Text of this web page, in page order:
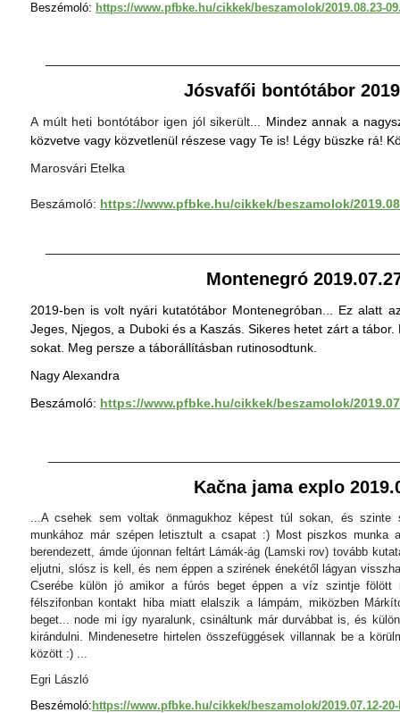
Beszémoló: https://www.pfbke.hu/cikkek/beszamolok/2019.08.23-
Jósvafői bontótábor
A múlt heti bontótábor igen jól sikerült... Mindez annak a
közvetve vagy közvetlenül részese vagy Te is! Légy büszke rá!
Marosvári Etelka
Beszámoló: https://www.pfbke.hu/cikkek/beszamolok/
Montenegró
2019-ben is volt nyári kutatótábor Montenegróban... Ez alatt
Jeges, Njegos, a Duboki és a Kaszás. Sikeres hetet zárt a
sokat. Meg persze a táborállításban rutinosodtunk.
Nagy Alexandra
Beszámoló: https://www.pfbke.hu/cikkek/beszamolok/
Kačna jama explo
...A csehek sem voltak önmagukhoz képest túl sokan, és
munkához már szépen letisztult a csapat :) Most piszkos munka
berendezett, ámde újonnan feltárt Lámák-ág (Lamski rov) tovább
eljutni, slósz is kell, és nem éppen a szirének énekétől lágyan
Cserébe külön jó amikor a fúrós beget éppen a víz szintje fölött
félszifonban kontakt hiba miatt elalszik a lámpám, miközben
beget... node mi így nyaralunk, csináltunk már durvábbat is, és
kirándulni. Mindenesetre hirtelen összefüggések villannak be a
között :) ...
Egri László
Beszémoló: https://www.pfbke.hu/cikkek/beszamolok/2019.07.12-